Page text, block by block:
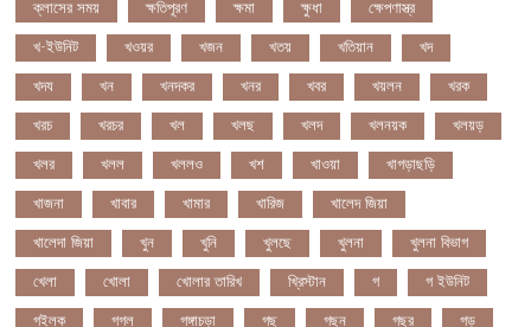
ক্লাসের সময় ক্ষতিপূরণ ক্ষমা ক্ষুধা ক্ষেপণাস্ত্র
খ-ইউনিট খওয়র খজন খতয় খতিয়ান খদ
খদয খন খনদকর খনর খবর খয়লন খরক
খরচ খরচর খল খলছ খলদ খলনয়ক খলয়ড়
খলর খলল খললও খশ খাওয়া খাগড়াছড়ি
খাজনা খাবার খামার খারিজ খালেদ জিয়া
খালেদা জিয়া খুন খুনি খুলছে খুলনা খুলনা বিভাগ
খেলা খোলা খোলার তারিখ খ্রিস্টান গ গ ইউনিট
গইলক গগল গঙ্গাচড়া গছ গছন গছর গড়